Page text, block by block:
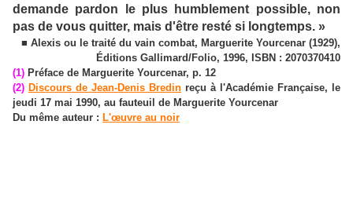
demande pardon le plus humblement possible, non
pas de vous quitter, mais d'être resté si longtemps. »
■ Alexis ou le traité du vain combat, Marguerite Yourcenar (1929),
Éditions Gallimard/Folio, 1996, ISBN : 2070370410
(1) Préface de Marguerite Yourcenar, p. 12
(2) Discours de Jean-Denis Bredin reçu à l'Académie Française, le
jeudi 17 mai 1990, au fauteuil de Marguerite Yourcenar
Du même auteur : L'œuvre au noir